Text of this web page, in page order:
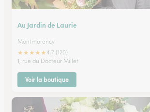
Au Jardin de Laurie
Montmorency
★★★★★4.7 (120)
1, rue du Docteur Millet
Voir la boutique